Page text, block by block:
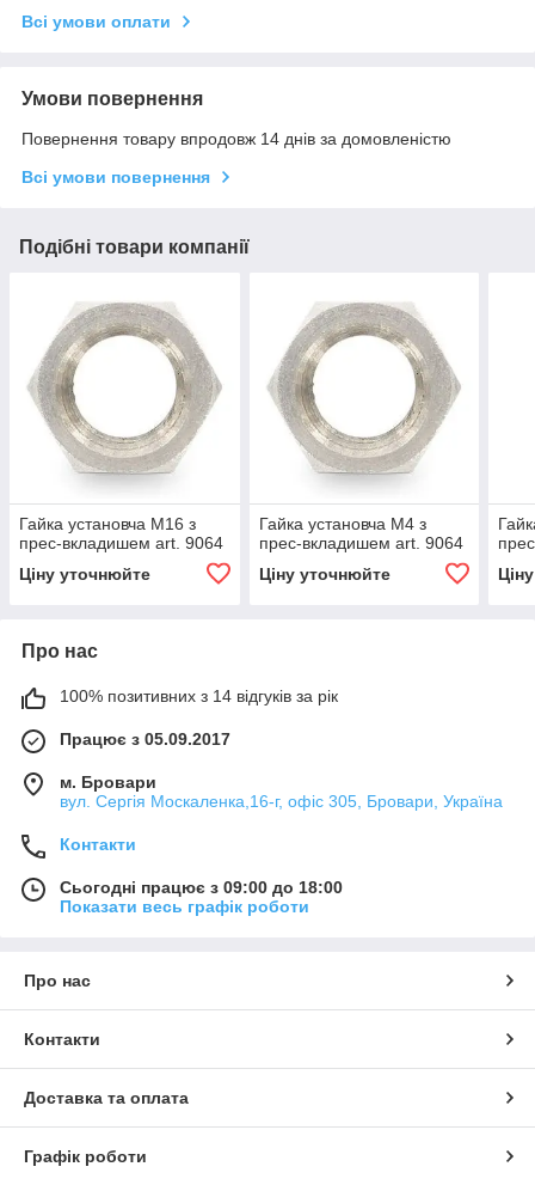
Всі умови оплати
Умови повернення
Повернення товару впродовж 14 днів за домовленістю
Всі умови повернення
Подібні товари компанії
Гайка установча М16 з
прес-вкладишем art. 9064
Ціну уточнюйте
Гайка установча М4 з
прес-вкладишем art. 9064
Ціну уточнюйте
Про нас
100% позитивних з 14 відгуків за рік
Працює з 05.09.2017
м. Бровари
вул. Сергія Москаленка,16-г, офіс 305, Бровари, Україна
Контакти
Сьогодні працює з 09:00 до 18:00
Показати весь графік роботи
Про нас
Контакти
Доставка та оплата
Графік роботи